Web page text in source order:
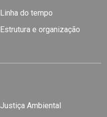
Linha do tempo
Estrutura e organização
Justiça Ambiental